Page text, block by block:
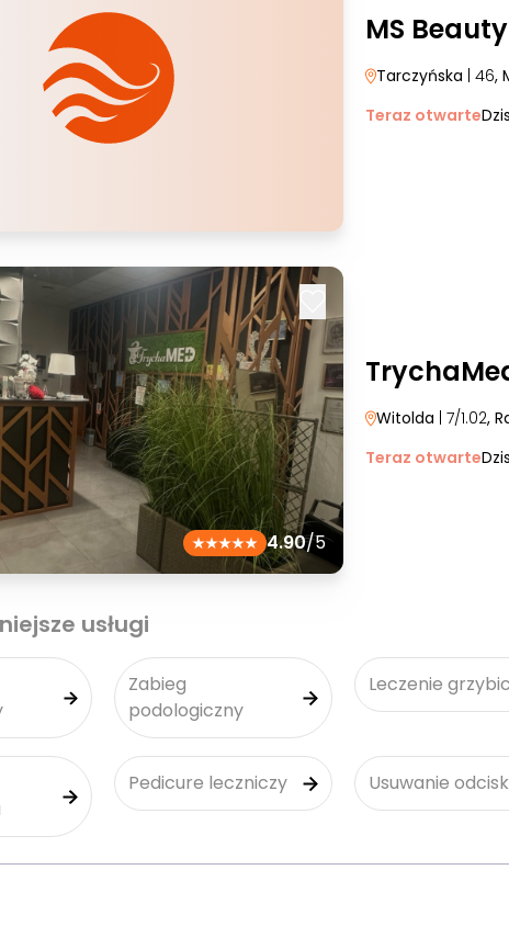
MS Beauty
Tarczyńska | 46,
Teraz otwarte
4.90/5
Witolda | 7/1.02,
Teraz otwarte
usługi
Zabieg
podologiczny
Leczenie
Pedicure leczniczy Usuwanie